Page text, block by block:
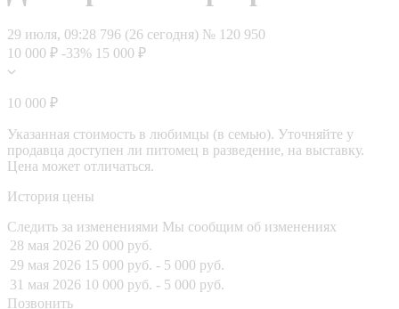
29 июля, 09:28 796 (26 сегодня) № 120 950
10 000 ₽ -33% 15 000 ₽
10 000 ₽
Указанная стоимость в любимцы (в семью). Уточняйте у
продавца доступен ли питомец в разведение, на выставку.
Цена может отличаться.
История цены
Следить за изменениями Мы сообщим об изменениях
28 мая 2026 20 000 руб.
29 мая 2026 15 000 руб. - 5 000 руб.
31 мая 2026 10 000 руб. - 5 000 руб.
Позвонить